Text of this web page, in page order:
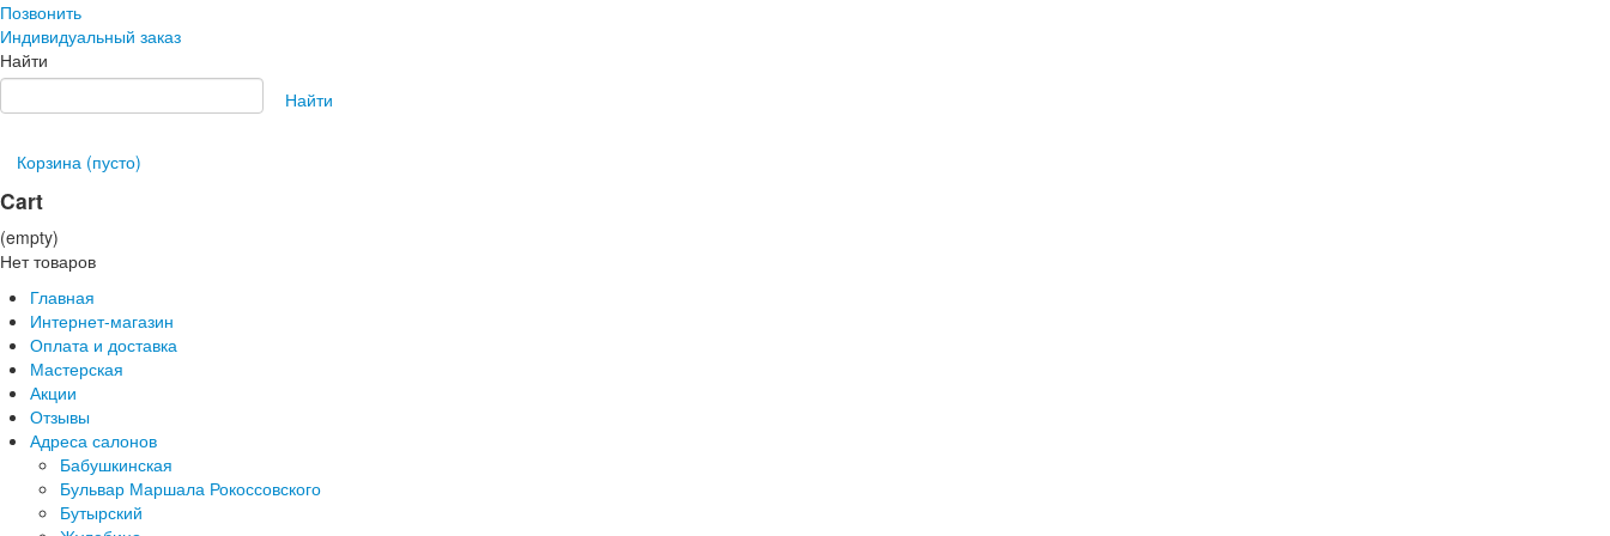
Позвонить
Индивидуальный заказ
Найти
Найти
Корзина (пусто)
Cart
(empty)
Нет товаров
Главная
Интернет-магазин
Оплата и доставка
Мастерская
Акции
Отзывы
Адреса салонов
Бабушкинская
Бульвар Маршала Рокоссовского
Бутырский